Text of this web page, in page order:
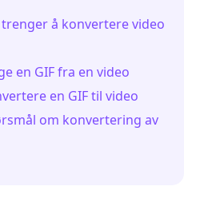
å konvertere video
en GIF fra en video
en GIF til video
om konvertering av